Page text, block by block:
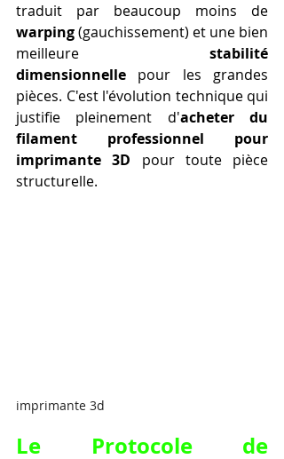
warping (gauchissement) et une bien
meilleure stabilité
dimensionnelle pour les grandes
pièces. C'est l'évolution technique qui
justifie pleinement d'acheter du
filament professionnel pour
imprimante 3D pour toute pièce
structurelle.
imprimante 3d
Le Protocole de